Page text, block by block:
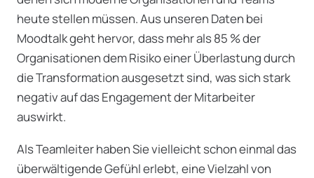
heute stellen müssen. Aus unseren Daten bei
Moodtalk geht hervor, dass mehr als 85 % der
Organisationen dem Risiko einer Überlastung durch
die Transformation ausgesetzt sind, was sich stark
negativ auf das Engagement der Mitarbeiter
auswirkt.
Als Teamleiter haben Sie vielleicht schon einmal das
überwältigende Gefühl erlebt, eine Vielzahl von